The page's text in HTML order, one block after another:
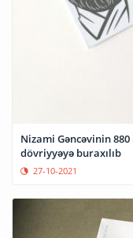
Nizami Gəncəvinin
dövriyyəyə buraxılıb
27-10-2021